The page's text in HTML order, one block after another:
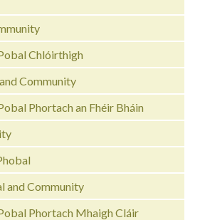
Chlóirthigh
Community
Phortach an Fhéir Bháin
and Community
Phortach Mhaigh Cláir